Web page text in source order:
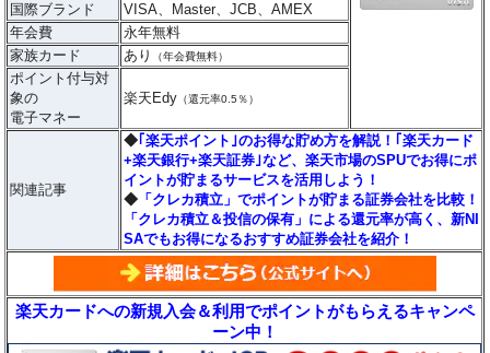
国際ブランド
VISA、Master、JCB、AMEX
年会費
永年無料
家族カード
あり （年会費無料）
ポイント付与対
象の
電子マネー
楽天Edy （還元率0.5％）
関連記事
◆｢楽天ポイント｣のお得な貯め方を解説！｢楽天カード
+楽天銀行+楽天証券｣など、楽天市場のSPUでお得にポ
イントが貯まるサービスを活用しよう！
◆ 「クレカ積立」でポイントが貯まる証券会社を比較！
「クレカ積立＆投信の保有」による還元率が高く、新NI
SAでもお得になるおすすめ証券会社を紹介！
楽天カードへの新規入会＆利用でポイントがもらえるキャンペ
ーン中！